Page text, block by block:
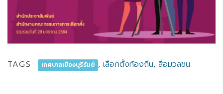
TAGS: เทศบาลเมืองบุรีรัมย์ ,เลือกตั้งท้องถิ่น,สื่อมวลชน